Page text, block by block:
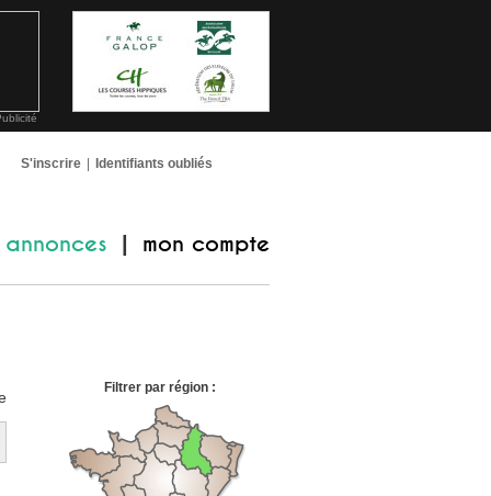
S'inscrire Identifiants oubliés
annonces mon compte
Filtrer par région :